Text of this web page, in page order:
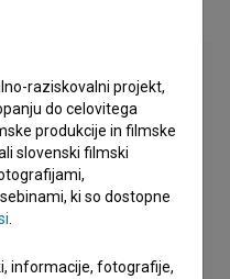
raziskovalni projekt,
do celovitega
produkcije in filmske
slovenski filmski
ki so dostopne
informacije, fotografije,